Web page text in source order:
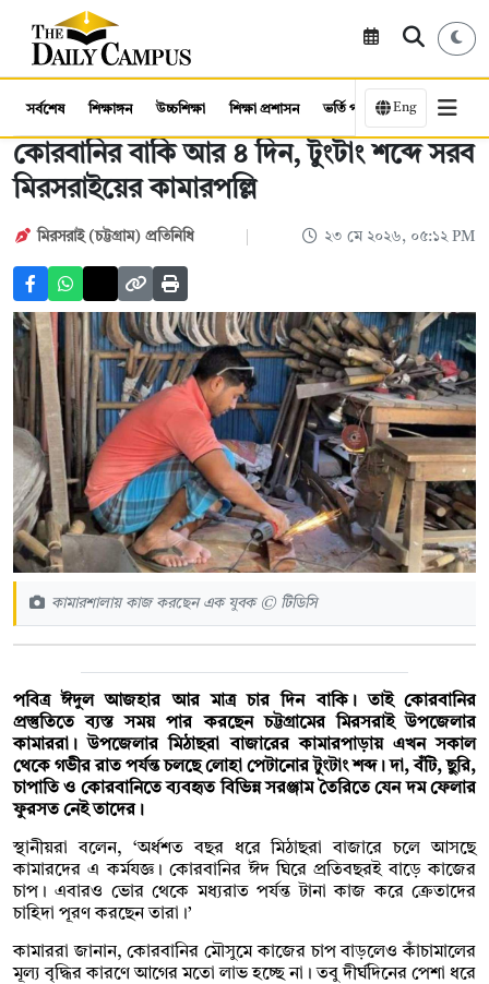
সর্বশেষ শিক্ষাঙ্গন উচ্চশিক্ষা শিক্ষা প্রশাসন ভর্তি পরীক্ষা কর্মসংস্থান
Eng
কোরবানির বাকি আর ৪ দিন, টুংটাং শব্দে সরব
মিরসরাইয়ের কামারপল্লি
মিরসরাই (চট্টগ্রাম) প্রতিনিধি ২৩ মে ২০২৬, ০৫:১২ PM
কামারশালায় কাজ করছেন এক যুবক © টিডিসি
পবিত্র ঈদুল আজহার আর মাত্র চার দিন বাকি। তাই কোরবানির
প্রস্তুতিতে ব্যস্ত সময় পার করছেন চট্টগ্রামের মিরসরাই উপজেলার
কামাররা। উপজেলার মিঠাছরা বাজারের কামারপাড়ায় এখন সকাল
থেকে গভীর রাত পর্যন্ত চলছে লোহা পেটানোর টুংটাং শব্দ। দা, বঁটি, ছুরি,
চাপাতি ও কোরবানিতে ব্যবহৃত বিভিন্ন সরঞ্জাম তৈরিতে যেন দম ফেলার
ফুরসত নেই তাদের।
স্থানীয়রা বলেন, ‘অর্ধশত বছর ধরে মিঠাছরা বাজারে চলে আসছে
কামারদের এ কর্মযজ্ঞ। কোরবানির ঈদ ঘিরে প্রতিবছরই বাড়ে কাজের
চাপ। এবারও ভোর থেকে মধ্যরাত পর্যন্ত টানা কাজ করে ক্রেতাদের
চাহিদা পূরণ করছেন তারা।’
কামাররা জানান, কোরবানির মৌসুমে কাজের চাপ বাড়লেও কাঁচামালের
মূল্য বৃদ্ধির কারণে আগের মতো লাভ হচ্ছে না। তবু দীর্ঘদিনের পেশা ধরে